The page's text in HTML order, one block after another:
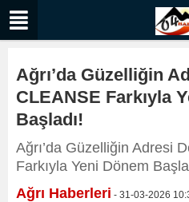
Ağrı’da Güzelliğin
CLEANSE Farkıyla
Başladı!
Ağrı’da Güzelliğin Adresi
Farkıyla Yeni Dönem
Ağrı Haberleri - 31-03-2026